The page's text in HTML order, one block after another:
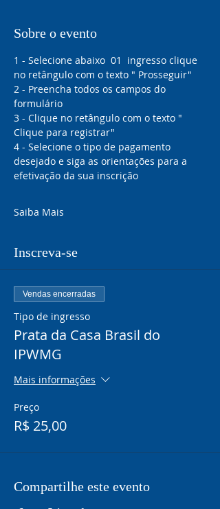
Sobre o evento
1 - Selecione abaixo  01  ingresso clique
no retângulo com o texto " Prosseguir"
2 - Preencha todos os campos do
formulário
3 - Clique no retângulo com o texto "
Clique para registrar"
4 - Selecione o tipo de pagamento
desejado e siga as orientações para a
efetivação da sua inscrição
Saiba Mais
Inscreva-se
Vendas encerradas
Tipo de ingresso
Prata da Casa Brasil do
IPWMG
Mais informações
Preço
R$ 25,00
Compartilhe este evento